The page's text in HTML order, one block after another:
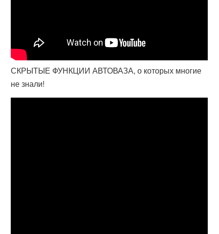
СКРЫТЫЕ ФУНКЦИИ АВТОВАЗА, о которых многие
не знали!